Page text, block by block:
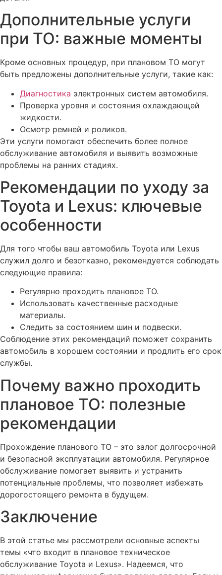
Дополнительные услуги
при ТО: важные моменты
Кроме основных процедур, при плановом ТО могут
быть предложены дополнительные услуги, такие как:
Диагностика электронных систем автомобиля.
Проверка уровня и состояния охлаждающей
жидкости.
Осмотр ремней и роликов.
Эти услуги помогают обеспечить более полное
обслуживание автомобиля и выявить возможные
проблемы на ранних стадиях.
Рекомендации по уходу за
Toyota и Lexus: ключевые
особенности
Для того чтобы ваш автомобиль Toyota или Lexus
служил долго и безотказно, рекомендуется соблюдать
следующие правила:
Регулярно проходить плановое ТО.
Использовать качественные расходные
материалы.
Следить за состоянием шин и подвески.
Соблюдение этих рекомендаций поможет сохранить
автомобиль в хорошем состоянии и продлить его срок
службы.
Почему важно проходить
плановое ТО: полезные
рекомендации
Прохождение планового ТО – это залог долгосрочной
и безопасной эксплуатации автомобиля. Регулярное
обслуживание помогает выявить и устранить
потенциальные проблемы, что позволяет избежать
дорогостоящего ремонта в будущем.
Заключение
В этой статье мы рассмотрели основные аспекты
темы «что входит в плановое техническое
обслуживание Toyota и Lexus». Надеемся, что